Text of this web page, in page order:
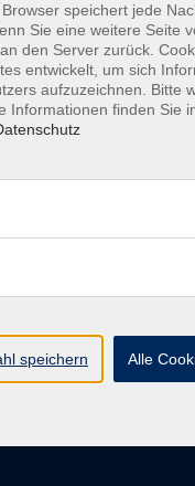
roth.de
4749 0
speichert jede
Sie eine weitere Seite
den Server zurück.
entwickelt, um sich
aufzuzeichnen. Bitte
Informationen finden Sie
speichern Alle